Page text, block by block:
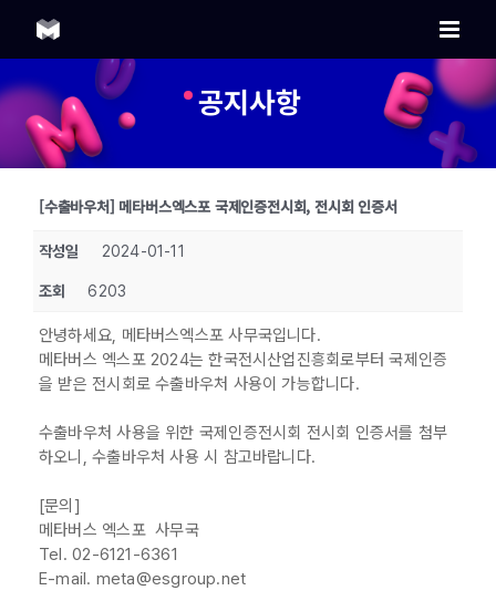
content
공지사항
[수출바우처] 메타버스엑스포 국제인증전시회, 전시회 인증서
작성일 2024-01-11
조회 6203
안녕하세요, 메타버스엑스포 사무국입니다.
메타버스 엑스포 2024는 한국전시산업진흥회로부터 국제인증
을 받은 전시회로 수출바우처 사용이 가능합니다.
수출바우처 사용을 위한 국제인증전시회 전시회 인증서를 첨부
하오니, 수출바우처 사용 시 참고바랍니다.
[문의]
메타버스 엑스포 사무국
Tel. 02-6121-6361
E-mail. meta@esgroup.net